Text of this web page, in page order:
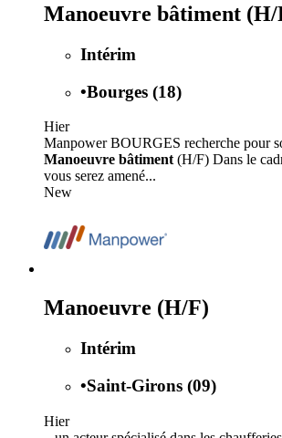
Manoeuvre bâtiment (H/
Intérim
•Bourges (18)
Hier
Manpower BOURGES recherche pour
Manoeuvre bâtiment (H/F) Dans le
vous serez amené...
New
Manoeuvre (H/F)
Intérim
•Saint-Girons (09)
Hier